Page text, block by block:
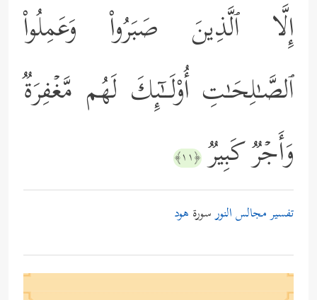
إِلَّا ٱلَّذِینَ صَبَرُواْ وَعَمِلُواْ
ٱلصَّـٰلِحَـٰتِ أُوْلَــٰۤىِٕكَ لَهُم مَّغۡفِرَةࣱ
وَأَجۡرࣱ كَبِیرࣱ ﴿١١﴾
تفسير مجالس النورسورة هود